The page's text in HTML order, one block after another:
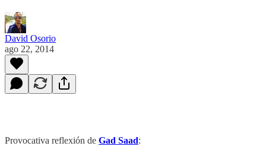
David Osorio
ago 22, 2014
Provocativa reflexión de Gad Saad: